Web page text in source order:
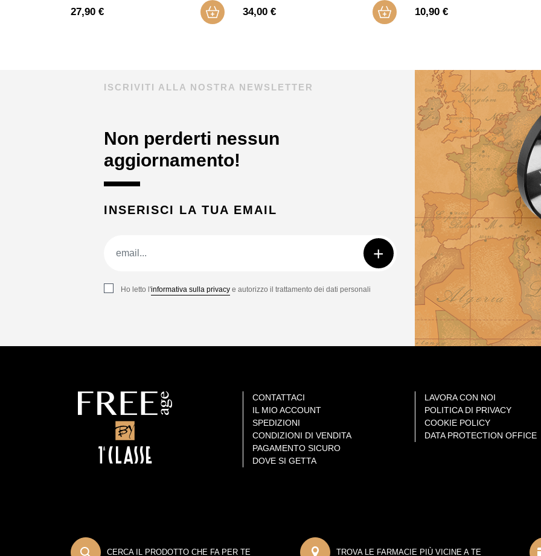
27,90 € 34,00 € 10,90 €
ISCRIVITI ALLA NOSTRA NEWSLETTER
Non perderti nessun
aggiornamento!
INSERISCI LA TUA EMAIL
+
Ho letto l'informativa sulla privacye autorizzo il trattamento dei dati personali
CONTATTACI
IL MIO ACCOUNT
SPEDIZIONI
CONDIZIONI DI VENDITA
PAGAMENTO SICURO
DOVE SI GETTA
LAVORA CON NOI
POLITICA DI PRIVACY
COOKIE POLICY
DATA PROTECTION OFFICE
CERCA IL PRODOTTO CHE FA PER TE TROVA LE FARMACIE PIÙ VICINE A TE